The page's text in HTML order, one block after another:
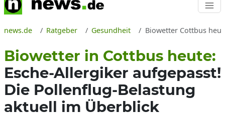
news.de Ratgeber Gesundheit Biowetter Cottbus
Biowetter in Cottbus heute:
Esche-Allergiker aufgepasst!
Die Pollenflug-Belastung
aktuell im Überblick